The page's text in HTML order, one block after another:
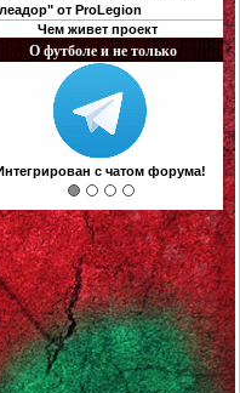
от ProLegion
Чем живет проект
О футболе и не только
с чатом форума!